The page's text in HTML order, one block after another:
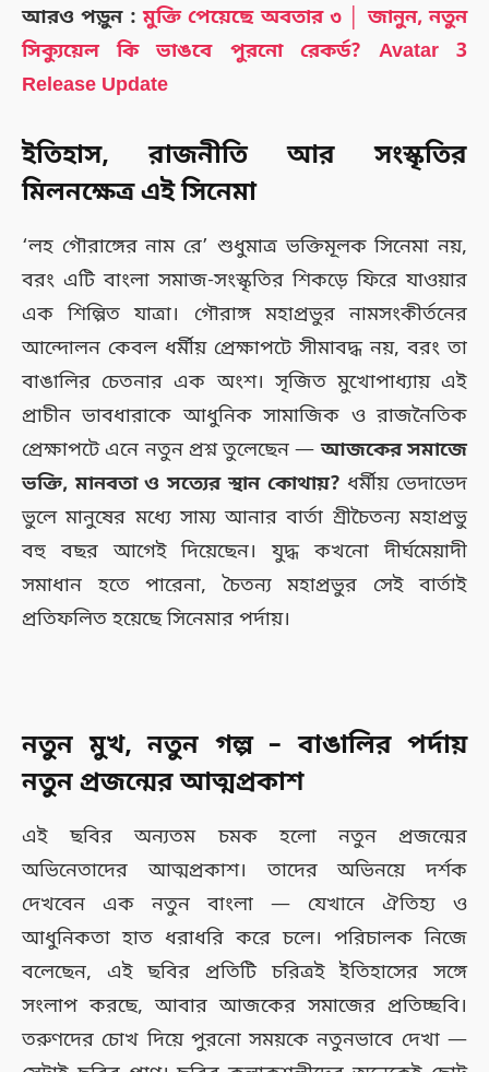
আরও পড়ুন : মুক্তি পেয়েছে অবতার ৩ │ জানুন, নতুন
সিক্যুয়েল কি ভাঙবে পুরনো রেকর্ড? Avatar 3
Release Update
ইতিহাস, রাজনীতি আর সংস্কৃতির
মিলনক্ষেত্র এই সিনেমা
‘লহ গৌরাঙ্গের নাম রে’ শুধুমাত্র ভক্তিমূলক সিনেমা নয়,
বরং এটি বাংলা সমাজ-সংস্কৃতির শিকড়ে ফিরে যাওয়ার
এক শিল্পিত যাত্রা। গৌরাঙ্গ মহাপ্রভুর নামসংকীর্তনের
আন্দোলন কেবল ধর্মীয় প্রেক্ষাপটে সীমাবদ্ধ নয়, বরং তা
বাঙালির চেতনার এক অংশ। সৃজিত মুখোপাধ্যায় এই
প্রাচীন ভাবধারাকে আধুনিক সামাজিক ও রাজনৈতিক
প্রেক্ষাপটে এনে নতুন প্রশ্ন তুলেছেন —আজকের সমাজে
ভক্তি, মানবতা ও সত্যের স্থান কোথায়? ধর্মীয় ভেদাভেদ
ভুলে মানুষের মধ্যে সাম্য আনার বার্তা শ্রীচৈতন্য মহাপ্রভু
বহু বছর আগেই দিয়েছেন। যুদ্ধ কখনো দীর্ঘমেয়াদী
সমাধান হতে পারেনা, চৈতন্য মহাপ্রভুর সেই বার্তাই
প্রতিফলিত হয়েছে সিনেমার পর্দায়।
নতুন মুখ, নতুন গল্প – বাঙালির পর্দায়
নতুন প্রজন্মের আত্মপ্রকাশ
এই ছবির অন্যতম চমক হলো নতুন প্রজন্মের
অভিনেতাদের আত্মপ্রকাশ। তাদের অভিনয়ে দর্শক
দেখবেন এক নতুন বাংলা — যেখানে ঐতিহ্য ও
আধুনিকতা হাত ধরাধরি করে চলে। পরিচালক নিজে
বলেছেন, এই ছবির প্রতিটি চরিত্রই ইতিহাসের সঙ্গে
সংলাপ করছে, আবার আজকের সমাজের প্রতিচ্ছবি।
তরুণদের চোখ দিয়ে পুরনো সময়কে নতুনভাবে দেখা —